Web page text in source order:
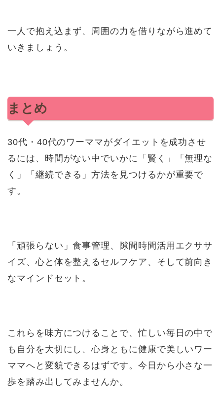
一人で抱え込まず、周囲の力を借りながら進めて
いきましょう。
まとめ
30代・40代のワーママがダイエットを成功させ
るには、時間がない中でいかに「賢く」「無理な
く」「継続できる」方法を見つけるかが重要で
す。
「頑張らない」食事管理、隙間時間活用エクササ
イズ、心と体を整えるセルフケア、そして前向き
なマインドセット。
これらを味方につけることで、忙しい毎日の中で
も自分を大切にし、心身ともに健康で美しいワー
ママへと変貌できるはずです。今日から小さな一
歩を踏み出してみませんか。